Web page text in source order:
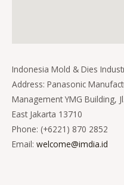
Indonesia Mold & Dies
Address: Panasonic
Management YMG Building,
East Jakarta 13710
Phone: (+6221) 870 2852
Email: welcome@imdia.id